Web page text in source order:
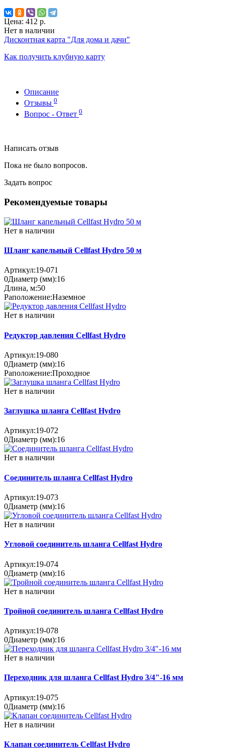
Цена: 412 р.
Нет в наличии
Дисконтная карта "Для дома и дачи"
Как получить клубную карту
Описание
Отзывы 0
Вопрос - Ответ 0
Написать отзыв
Пока не было вопросов.
Задать вопрос
Рекомендуемые товары
Нет в наличии
Шланг капельный Cellfast Hydro 50 м
Артикул:19-071
0Диаметр (мм):16
Длина, м:50
Раположение:Наземное
Нет в наличии
Редуктор давления Cellfast Hydro
Артикул:19-080
0Диаметр (мм):16
Раположение:Проходное
Нет в наличии
Заглушка шланга Cellfast Hydro
Артикул:19-072
0Диаметр (мм):16
Нет в наличии
Соединитель шланга Cellfast Hydro
Артикул:19-073
0Диаметр (мм):16
Нет в наличии
Угловой соединитель шланга Cellfast Hydro
Артикул:19-074
0Диаметр (мм):16
Нет в наличии
Тройной соединитель шланга Cellfast Hydro
Артикул:19-078
0Диаметр (мм):16
Нет в наличии
Переходник для шланга Cellfast Hydro 3/4"-16 мм
Артикул:19-075
0Диаметр (мм):16
Нет в наличии
Клапан соединитель Cellfast Hydro